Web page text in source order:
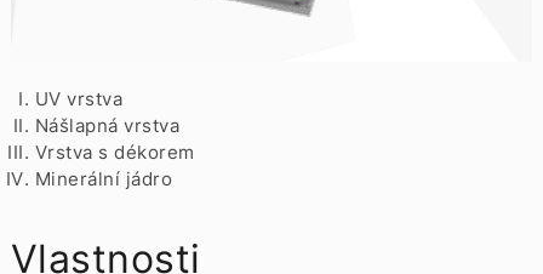
UV vrstva
Nášlapná vrstva
Vrstva s dékorem
Minerální jádro
Vlastnosti